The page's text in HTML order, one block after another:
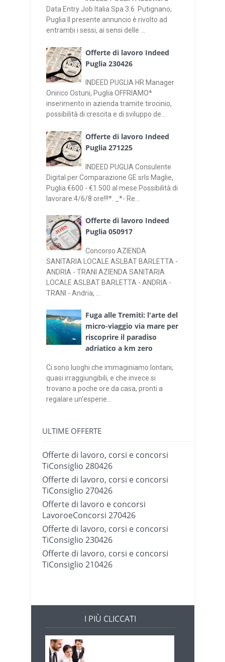
Data Entry Job Italia Spa 3.6 Putignano,
Puglia Il presente annuncio è rivolto ad
entrambi i sessi, ai sensi delle ...
Offerte di lavoro Indeed
Puglia 230426
INDEED PUGLIA HR Manager
Onirico Ostuni, Puglia OFFRIAMO*
inserimento in azienda tramite tirocinio,
possibilità di crescita e di sviluppo de...
Offerte di lavoro Indeed
Puglia 271225
INDEED PUGLIA Consulente
Digital per Comparazione GE srls Maglie,
Puglia €600 - €1.500 al mese Possibilità di
lavorare:4/6/8 ore!!!*. _*- Re...
Offerte di lavoro Indeed
Puglia 050917
Concorso AZIENDA
SANITARIA LOCALE ASLBAT BARLETTA -
ANDRIA - TRANI AZIENDA SANITARIA
LOCALE ASLBAT BARLETTA - ANDRIA -
TRANI - Andria, ...
Fuga alle Tremiti: l'arte del
micro-viaggio via mare per
riscoprire il paradiso
adriatico a km zero
Ci sono luoghi che immaginiamo lontani,
quasi irraggiungibili, e che invece si
trovano a poche ore da casa, pronti a
regalare un'esperie...
ULTIME OFFERTE
Offerte di lavoro, corsi e concorsi
TiConsiglio 280426
Offerte di lavoro, corsi e concorsi
TiConsiglio 270426
Offerte di lavoro e concorsi
LavoroeConcorsi 270426
Offerte di lavoro, corsi e concorsi
TiConsiglio 230426
Offerte di lavoro, corsi e concorsi
TiConsiglio 210426
I PIÙ CLICCATI